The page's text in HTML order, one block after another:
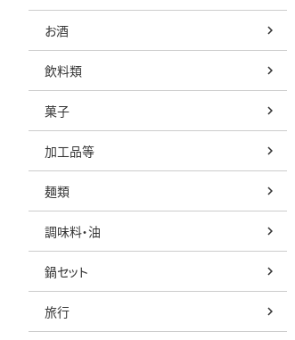
お酒
飲料類
菓子
加工品等
麺類
調味料・油
鍋セット
旅行